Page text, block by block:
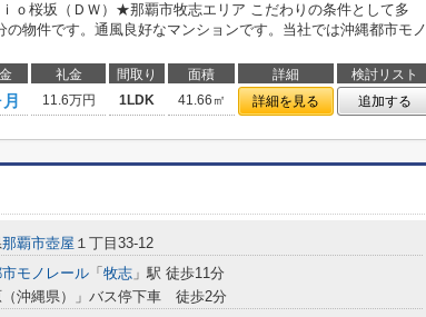
ｏ桜坂（ＤＷ）★那覇市牧志エリア こだわりの条件として多
の物件です。通風良好なマンションです。当社では沖縄都市モノ
礼金 間取り 面積 詳細
検討リスト
11.6万円 1LDK 41.66㎡ 詳細を見る 追加する
那覇市壺屋 １丁目33-12
モノレール 「 牧志 」駅 徒歩11分
（沖縄県）」バス停下車 徒歩2分